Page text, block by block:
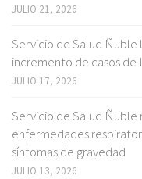
JULIO 21, 2026
Servicio de Salud
incremento de casos de
JULIO 17, 2026
Servicio de Salud
enfermedades
síntomas de gravedad
JULIO 13, 2026